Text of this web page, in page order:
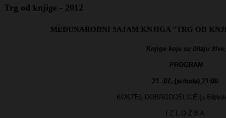
Trg od knjige - 2012
MEĐUNARODNI SAJAM KNJIGA "TRG OD
Knjige koje se čitaju žive
PROGRAM
21. 07. (subota) 21:00
KOKTEL DOBRODOŠLICE (u
I Z L O Ž B A